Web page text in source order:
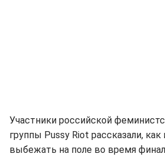
Участники российской
группы Pussy Riot рассказали, как
выбежать на поле во время